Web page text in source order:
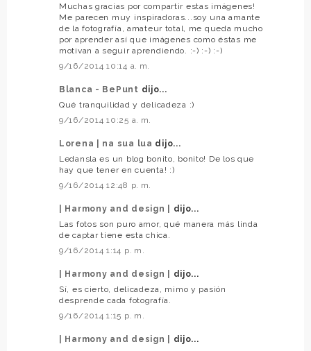
Muchas gracias por compartir estas imágenes!
Me parecen muy inspiradoras...soy una amante
de la fotografía, amateur total, me queda mucho
por aprender así que imágenes como éstas me
motivan a seguir aprendiendo. :-) :-) :-)
9/16/2014 10:14 a. m.
Blanca - BePunt dijo...
Qué tranquilidad y delicadeza :)
9/16/2014 10:25 a. m.
Lorena | na sua lua dijo...
Ledansla es un blog bonito, bonito! De los que
hay que tener en cuenta! :)
9/16/2014 12:48 p. m.
| Harmony and design |
dijo...
Las fotos son puro amor, qué manera más linda
de captar tiene esta chica.
9/16/2014 1:14 p. m.
| Harmony and design |
dijo...
Sí, es cierto, delicadeza, mimo y pasión
desprende cada fotografía.
9/16/2014 1:15 p. m.
| Harmony and design |
dijo...